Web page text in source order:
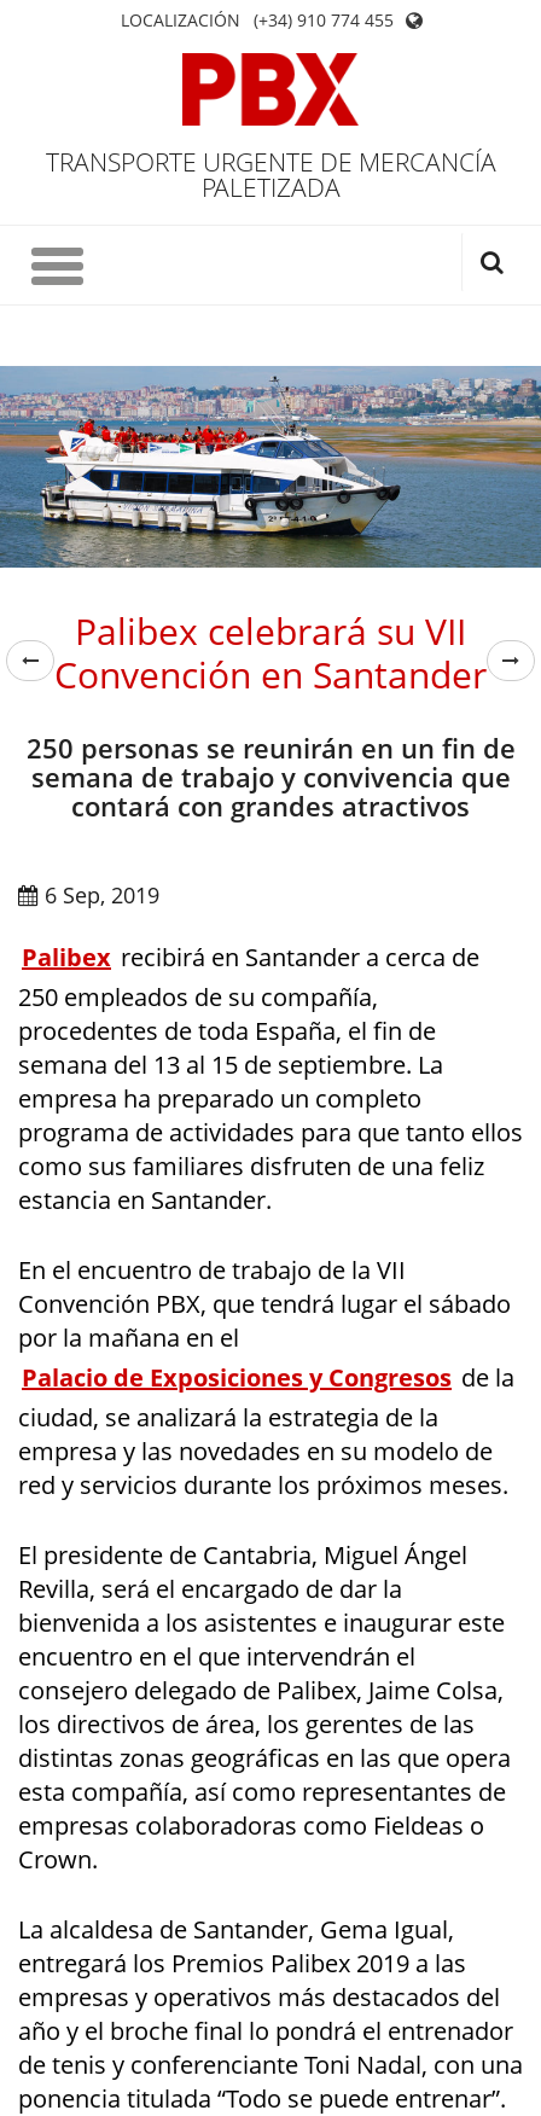
LOCALIZACIÓN (+34) 910 774 455
TRANSPORTE URGENTE DE MERCANCÍA
PALETIZADA
Palibex celebrará su VII
Convención en Santander
250 personas se reunirán en un fin de
semana de trabajo y convivencia que
contará con grandes atractivos
6 Sep, 2019
Palibex recibirá en Santander a cerca de
250 empleados de su compañía,
procedentes de toda España, el fin de
semana del 13 al 15 de septiembre. La
empresa ha preparado un completo
programa de actividades para que tanto ellos
como sus familiares disfruten de una feliz
estancia en Santander.
En el encuentro de trabajo de la VII
Convención PBX, que tendrá lugar el sábado
por la mañana en el
Palacio de Exposiciones y Congresos de la
ciudad, se analizará la estrategia de la
empresa y las novedades en su modelo de
red y servicios durante los próximos meses.
El presidente de Cantabria, Miguel Ángel
Revilla, será el encargado de dar la
bienvenida a los asistentes e inaugurar este
encuentro en el que intervendrán el
consejero delegado de Palibex, Jaime Colsa,
los directivos de área, los gerentes de las
distintas zonas geográficas en las que opera
esta compañía, así como representantes de
empresas colaboradoras como Fieldeas o
Crown.
La alcaldesa de Santander, Gema Igual,
entregará los Premios Palibex 2019 a las
empresas y operativos más destacados del
año y el broche final lo pondrá el entrenador
de tenis y conferenciante Toni Nadal, con una
ponencia titulada “Todo se puede entrenar”.